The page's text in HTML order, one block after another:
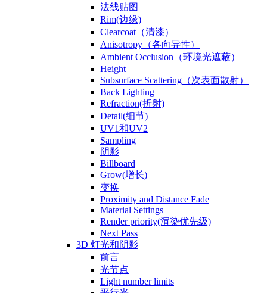
法线贴图
Rim(边缘)
Clearcoat（清漆）
Anisotropy（各向异性）
Ambient Occlusion（环境光遮蔽）
Height
Subsurface Scattering（次表面散射）
Back Lighting
Refraction(折射)
Detail(细节)
UV1和UV2
Sampling
阴影
Billboard
Grow(增长)
变换
Proximity and Distance Fade
Material Settings
Render priority(渲染优先级)
Next Pass
3D 灯光和阴影
前言
光节点
Light number limits